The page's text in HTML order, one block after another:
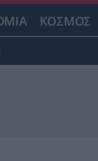
ΚΟΣΜΟΣ